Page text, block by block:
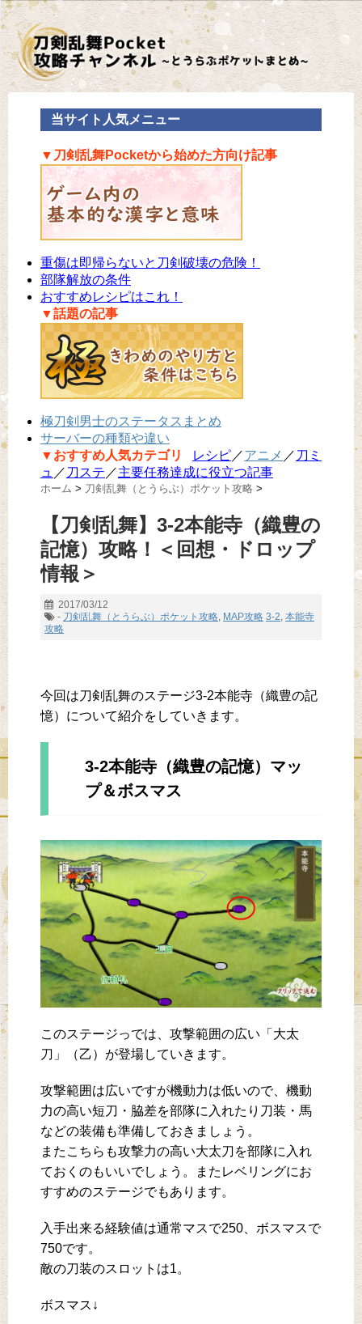
当サイト人気メニュー
▼刀剣乱舞Pocketから始めた方向け記事
重傷は即帰らないと刀剣破壊の危険！
部隊解放の条件
おすすめレシピはこれ！
▼話題の記事
極刀剣男士のステータスまとめ
サーバーの種類や違い
▼おすすめ人気カテゴリ
レシピ／アニメ ／ 刀ミ
ュ ／ 刀ステ ／主要任務達成に役立つ記事
ホーム > 刀剣乱舞（とうらぶ）ポケット攻略 >
【刀剣乱舞】3-2本能寺（織豊の
記憶）攻略！＜回想・ドロップ
情報＞
2017/03/12
- 刀剣乱舞（とうらぶ）ポケット攻略, MAP攻略 3-2, 本能寺
攻略
今回は刀剣乱舞のステージ3-2本能寺（織豊の記
憶）について紹介をしていきます。
3-2本能寺（織豊の記憶）マッ
プ＆ボスマス
このステージっでは、攻撃範囲の広い「大太
刀」（乙）が登場していきます。
攻撃範囲は広いですが機動力は低いので、機動
力の高い短刀・脇差を部隊に入れたり刀装・馬
などの装備も準備しておきましょう。
またこちらも攻撃力の高い大太刀を部隊に入れ
ておくのもいいでしょう。またレベリングにお
すすめのステージでもあります。
入手出来る経験値は通常マスで250、ボスマスで
750です。
敵の刀装のスロットは1。
ボスマス↓